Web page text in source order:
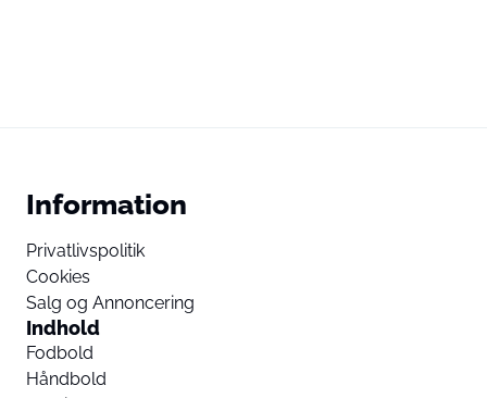
Information
Privatlivspolitik
Cookies
Salg og Annoncering
Indhold
Fodbold
Håndbold